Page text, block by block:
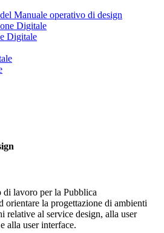
Manuale operativo di design
Digitale
di lavoro per la Pubblica
orientare la progettazione di ambienti
relative al service design, alla user
alla user interface.